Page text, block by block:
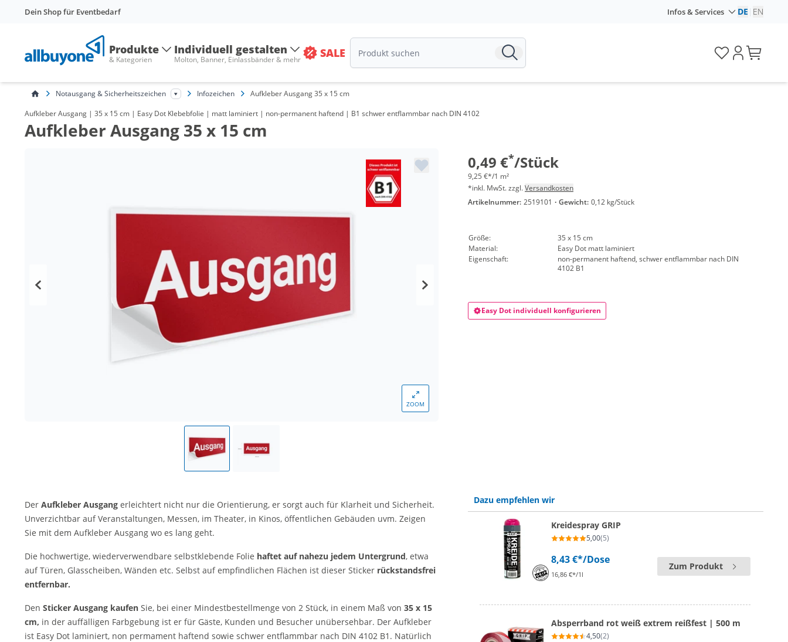
Dein Shop für Eventbedarf Infos & Services DE EN
Produkte
& Kategorien
Individuell gestalten
Molton, Banner, Einlassbänder & mehr SALE
Notausgang & Sicherheitszeichen Infozeichen Aufkleber Ausgang 35 x 15 cm
Aufkleber Ausgang | 35 x 15 cm | Easy Dot Klebebfolie | matt laminiert | non-permanent haftend | B1 schwer entflammbar nach DIN 4102
Aufkleber Ausgang 35 x 15 cm
ZOOM
0,49 €*/Stück
9,25 €*/1 m²
*inkl. MwSt. zzgl.Versandkosten
Artikelnummer: 2519101 · Gewicht: 0,12 kg/Stück
Größe:
35 x 15 cm
Material:
Easy Dot matt laminiert
Eigenschaft:
non-permanent haftend, schwer entflammbar nach DIN
4102 B1
Easy Dot individuell konfigurieren
Der Aufkleber Ausgang erleichtert nicht nur die Orientierung, er sorgt auch für Klarheit und Sicherheit.
Unverzichtbar auf Veranstaltungen, Messen, im Theater, in Kinos, öffentlichen Gebäuden uvm. Zeigen
Sie mit dem Aufkleber Ausgang wo es lang geht.
Die hochwertige, wiederverwendbare selbstklebende Folie haftet auf nahezu jedem Untergrund, etwa
auf Türen, Glasscheiben, Wänden etc. Selbst auf empfindlichen Flächen ist dieser Sticker rückstandsfrei
entfernbar.
Den Sticker Ausgang kaufen Sie, bei einer Mindestbestellmenge von 2 Stück, in einem Maß von 35 x 15
cm, in der auffälligen Farbgebung ist er für Gäste, Kunden und Besucher unübersehbar. Der Aufkleber
ist Easy Dot laminiert, non permament haftend sowie schwer entflammbar nach DIN 4102 B1. Natürlich
Dazu empfehlen wir
Kreidespray GRIP
5,00(5)
8,43 €*/Dose
16,86 €*/1l
Zum Produkt
Absperrband rot weiß extrem reißfest | 500 m
4,50(2)